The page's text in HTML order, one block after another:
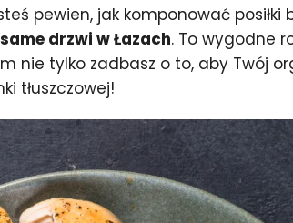
pewien, jak komponować posiłki
drzwi w Łazach. To wygodne
nie tylko zadbasz o to, aby Twój
tłuszczowej!